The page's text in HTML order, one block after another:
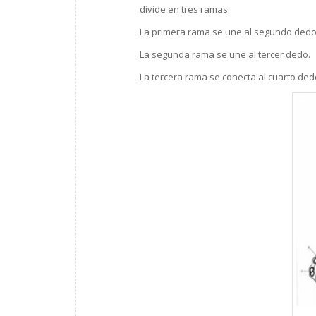
divide en tres ramas.
La primera rama se une al segundo
La segunda rama se une al tercer dedo.
La tercera rama se conecta al cuarto